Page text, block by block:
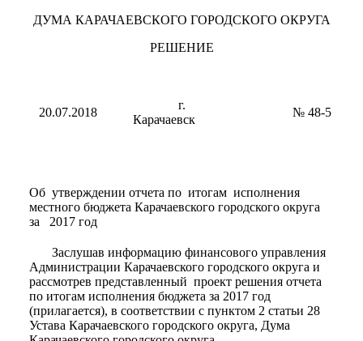
ДУМА КАРАЧАЕВСКОГО ГОРОДСКОГО ОКРУГА
РЕШЕНИЕ
20.07.2018
г.
Карачаевск
№ 48-5
Об утверждении отчета по итогам исполнения
местного бюджета Карачаевского городского округа
за 2017 год
Заслушав информацию финансового управления
Администрации Карачаевского городского округа и
рассмотрев представленный проект решения отчета
по итогам исполнения бюджета за 2017 год
(прилагается), в соответствии с пунктом 2 статьи 28
Устава Карачаевского городского округа, Дума